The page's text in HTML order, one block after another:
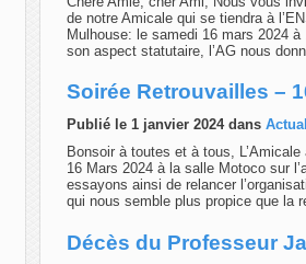
de notre Amicale qui se tiendra à
Mulhouse: le samedi 16 mars 2024
son aspect statutaire, l’AG nous
Soirée Retrouvailles –
Publié le 1 janvier 2024 dans
Bonsoir à toutes et à tous,
16 Mars 2024 à la salle Motoco sur
essayons ainsi de relancer
qui nous semble plus propice que la
Décès du Professeur